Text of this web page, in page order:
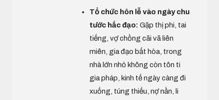
Tổ chức hôn lễ vào ngày chu
tước hắc đạo: Gặp thị phi, tai
tiếng, vợ chồng cãi vã liên
miên, gia đạo bất hòa, trong
nhà lớn nhỏ không còn tôn ti
gia pháp, kinh tế ngày càng đi
xuống, túng thiếu, nợ nần, li